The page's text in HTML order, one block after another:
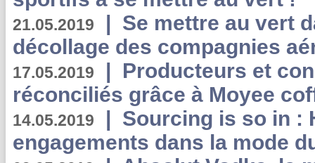
21.05.2019 | Se mettre au vert
décollage des compagnies
17.05.2019 | Producteurs et
réconciliés grâce à Moyee
14.05.2019 | Sourcing is so in :
engagements dans la mode